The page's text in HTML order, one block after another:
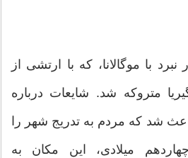
با موگالانا، که با ارتشی از
متروکه شد. شایعات درباره
شد که مردم به تدریج شهر را
میلادی، این مکان به